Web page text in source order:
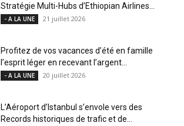
Stratégie Multi-Hubs d’Ethiopian Airlines...
- A LA UNE 21 juillet 2026
Profitez de vos vacances d’été en famille
l’esprit léger en recevant l’argent...
- A LA UNE 20 juillet 2026
L’Aéroport d’Istanbul s’envole vers des
Records historiques de trafic et de...